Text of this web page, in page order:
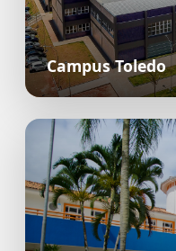
Campus Toledo